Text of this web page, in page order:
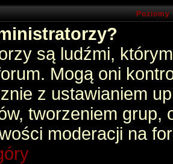
są ludźmi,
Mogą oni
z ustawianiem
tworzeniem grup,
moderacji na